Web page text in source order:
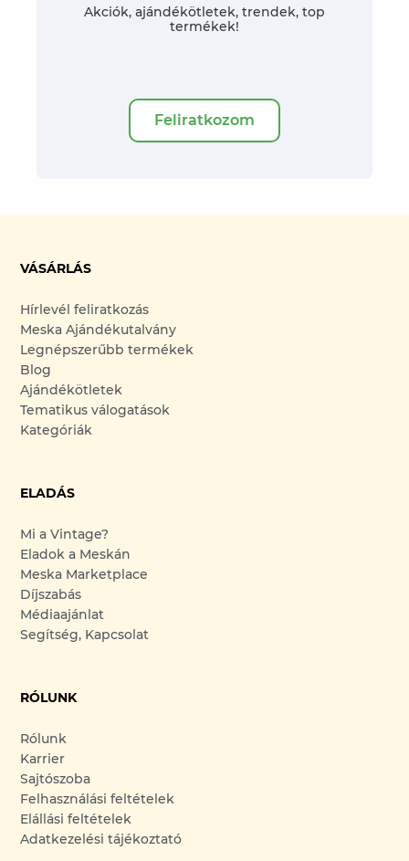
Akciók, ajándékötletek, trendek, top
termékek!
Feliratkozom
VÁSÁRLÁS
Hírlevél feliratkozás
Meska Ajándékutalvány
Legnépszerűbb termékek
Blog
Ajándékötletek
Tematikus válogatások
Kategóriák
ELADÁS
Mi a Vintage?
Eladok a Meskán
Meska Marketplace
Díjszabás
Médiaajánlat
Segítség, Kapcsolat
RÓLUNK
Rólunk
Karrier
Sajtószoba
Felhasználási feltételek
Elállási feltételek
Adatkezelési tájékoztató